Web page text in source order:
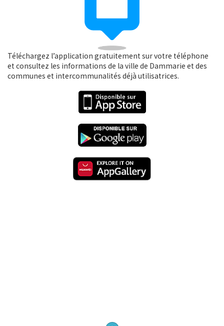
Téléchargez l’application gratuitement sur votre téléphone
et consultez les informations de la ville de Dammarie et des
communes et intercommunalités déjà utilisatrices.